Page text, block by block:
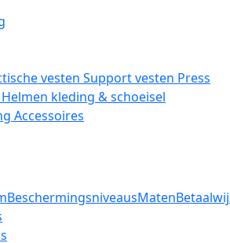
vesten Support vesten Press
Helmen kleding & schoeisel
Accessoires
BeschermingsniveausMaten